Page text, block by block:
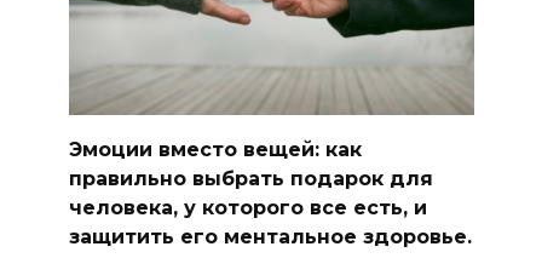
Эмоции вместо вещей: как
правильно выбрать подарок для
человека, у которого все есть, и
защитить его ментальное здоровье.